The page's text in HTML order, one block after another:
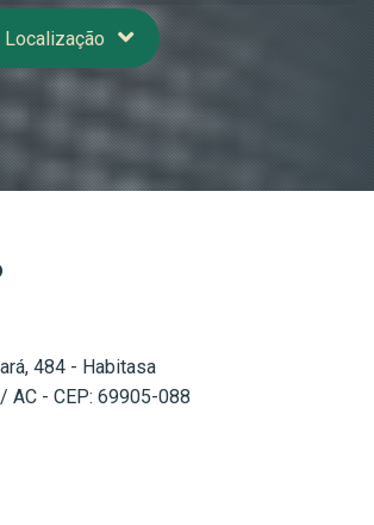
Localização
484 - Habitasa
AC - CEP: 69905-088